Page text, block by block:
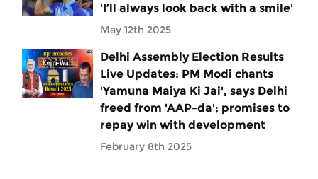
'I’ll always look back with a smile'
May 12th 2025
Delhi Assembly Election Results
Live Updates: PM Modi chants
'Yamuna Maiya Ki Jai', says Delhi
freed from 'AAP-da'; promises to
repay win with development
February 8th 2025